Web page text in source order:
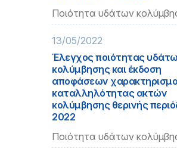
Ποιότητα υδάτων
13/05/2022
Έλεγχος ποιότητας
κολύμβησης και έκδοση
αποφάσεων
καταλληλότητας ακτών
κολύμβησης θερινής
2022
Ποιότητα υδάτων